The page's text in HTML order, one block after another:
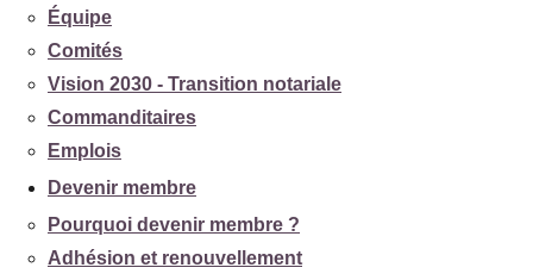
Équipe
Comités
Vision 2030 - Transition notariale
Commanditaires
Emplois
Devenir membre
Pourquoi devenir membre ?
Adhésion et renouvellement